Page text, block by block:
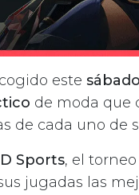
este
de moda que
de cada uno de
Sports, el
jugadas las